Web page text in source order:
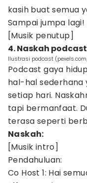
kasih buat semua
Sampai jumpa lagi!
[Musik penutup]
4. Naskah
Ilustrasi podcast
Podcast gaya
hal-hal sederhana
setiap hari.
tapi bermanfaat.
terasa seperti
Naskah:
[Musik intro]
Pendahuluan:
Co Host 1: Hai